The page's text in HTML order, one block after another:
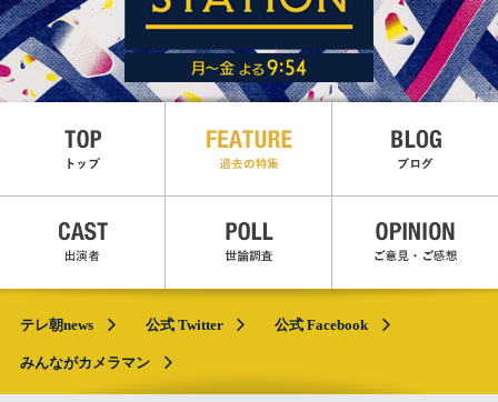
テレ朝news 公式 Twitter 公式 Facebook
みんながカメラマン